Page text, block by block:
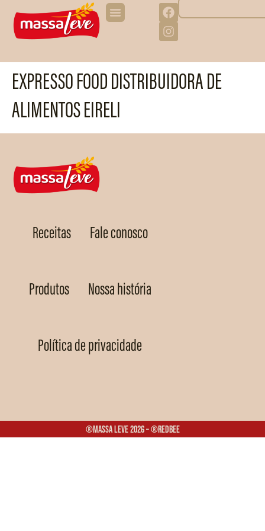
EXPRESSO FOOD DISTRIBUIDORA DE
ALIMENTOS EIRELI
Receitas Fale conosco
Produtos Nossa história
Política de privacidade
®Massa Leve 2026 – ®Redbee